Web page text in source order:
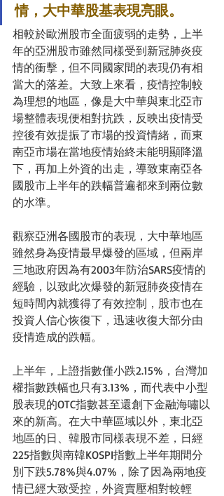
情，大中華股基表現亮眼。
相較於歐洲股市全面疲弱的走勢，上半
年的亞洲股市雖然同樣受到新冠肺炎疫
情的衝擊，但不同國家間的表現仍有相
當大的落差。大致上來看，疫情控制較
為理想的地區，像是大中華與東北亞市
場整體表現便相對抗跌，反映出疫情受
控後有效提振了市場的投資情緒，而東
南亞市場在當地疫情始終未能明顯降溫
下，再加上外資的出走，導致東南亞各
國股市上半年的跌幅普遍都來到兩位數
的水準。
觀察亞洲各國股市的表現，大中華地區
雖然身為疫情最早爆發的區域，但兩岸
三地政府因為有2003年防治SARS疫情的
經驗，以致此次爆發的新冠肺炎疫情在
短時間內就獲得了有效控制，股市也在
投資人信心恢復下，迅速收復大部分由
疫情造成的跌幅。
上半年，上證指數僅小跌2.15%，台灣加
權指數跌幅也只有3.13%，而代表中小型
股表現的OTC指數甚至還創下金融海嘯以
來的新高。在大中華區域以外，東北亞
地區的日、韓股市同樣表現不差，日經
225指數與南韓KOSPI指數上半年期間分
別下跌5.78%與4.07%，除了因為兩地疫
情已經大致受控，外資賣壓相對較輕